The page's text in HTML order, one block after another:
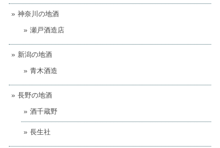
神奈川の地酒
瀬戸酒造店
新潟の地酒
青木酒造
長野の地酒
酒千蔵野
長生社